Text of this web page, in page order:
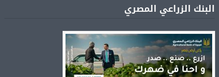
البنك الزراعي المصري